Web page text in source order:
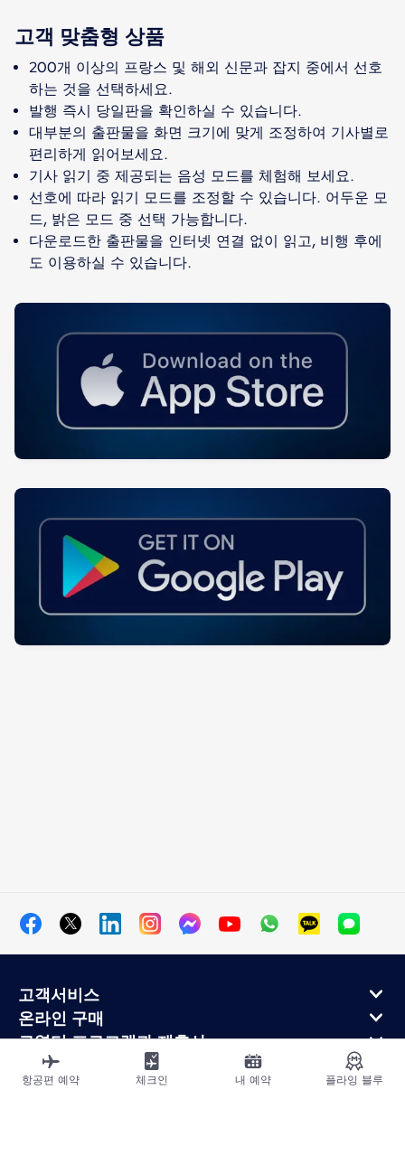
고객 맞춤형 상품
200개 이상의 프랑스 및 해외 신문과 잡지 중에서 선호
하는 것을 선택하세요.
발행 즉시 당일판을 확인하실 수 있습니다.
대부분의 출판물을 화면 크기에 맞게 조정하여 기사별로
편리하게 읽어보세요.
기사 읽기 중 제공되는 음성 모드를 체험해 보세요.
선호에 따라 읽기 모드를 조정할 수 있습니다. 어두운 모
드, 밝은 모드 중 선택 가능합니다.
다운로드한 출판물을 인터넷 연결 없이 읽고, 비행 후에
도 이용하실 수 있습니다.
고객서비스
온라인 구매
로열티 프로그램과 제휴사
에어프랑스 정보
에어프랑스 모바일 앱
항공편 예약 체크인 내 예약 플라잉 블루